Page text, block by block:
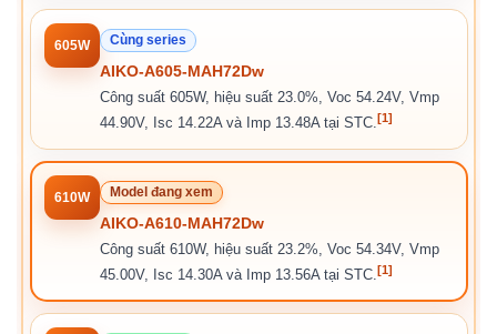
605W Cùng series
AIKO-A605-MAH72Dw
Công suất 605W, hiệu suất 23.0%, Voc 54.24V, Vmp
44.90V, Isc 14.22A và Imp 13.48A tại STC. [1]
610W Model đang xem
AIKO-A610-MAH72Dw
Công suất 610W, hiệu suất 23.2%, Voc 54.34V, Vmp
45.00V, Isc 14.30A và Imp 13.56A tại STC.[1]